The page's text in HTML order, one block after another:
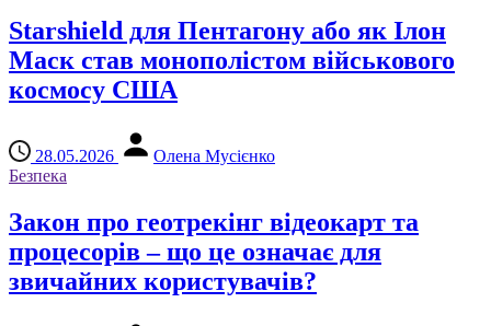
Starshield для Пентагону або як Ілон
Маск став монополістом військового
космосу США
28.05.2026
Олена Мусієнко
Безпека
Закон про геотрекінг відеокарт та
процесорів – що це означає для
звичайних користувачів?